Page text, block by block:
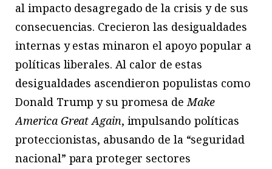
al impacto desagregado de la crisis y de sus
consecuencias. Crecieron las desigualdades
internas y estas minaron el apoyo popular a
políticas liberales. Al calor de estas
desigualdades ascendieron populistas como
Donald Trump y su promesa deMake
America Great Again, impulsando políticas
proteccionistas, abusando de la “seguridad
nacional” para proteger sectores